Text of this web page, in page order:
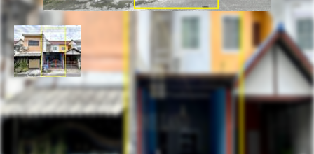
เพิ่มเติม
รหัสทรัพย์
อัพเดท